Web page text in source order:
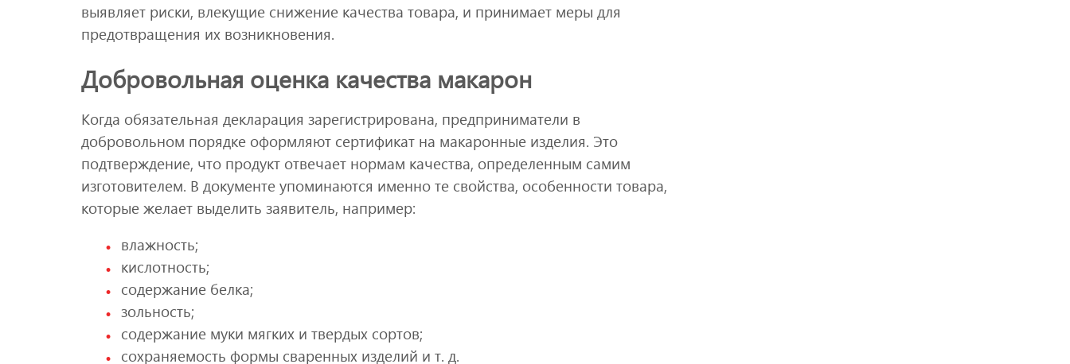
выявляет риски, влекущие снижение качества товара, и принимает меры для
предотвращения их возникновения.
Добровольная оценка качества макарон
Когда обязательная декларация зарегистрирована, предприниматели в
добровольном порядке оформляют сертификат на макаронные изделия. Это
подтверждение, что продукт отвечает нормам качества, определенным самим
изготовителем. В документе упоминаются именно те свойства, особенности товара,
которые желает выделить заявитель, например:
влажность;
кислотность;
содержание белка;
зольность;
содержание муки мягких и твердых сортов;
сохраняемость формы сваренных изделий и т. д.